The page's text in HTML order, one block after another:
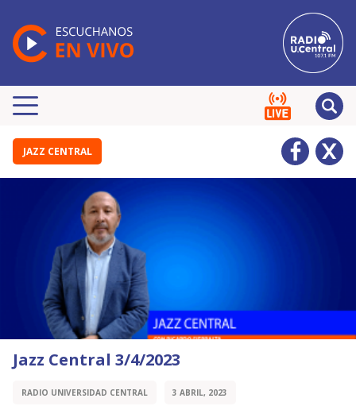
JAZZ CENTRAL
Jazz Central 3/4/2023
RADIO UNIVERSIDAD CENTRAL 3 ABRIL, 2023